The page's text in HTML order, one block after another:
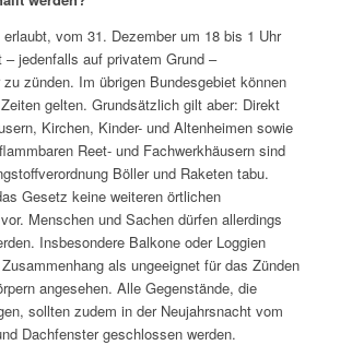
vom 31. Dezember um 18 bis 1 Uhr
– jedenfalls auf privatem Grund –
zu zünden. Im übrigen Bundesgebiet können
gelten. Grundsätzlich gilt aber: Direkt
Kirchen, Kinder- und Altenheimen sowie
Reet- und Fachwerkhäusern sind
Böller und Raketen tabu.
Gesetz keine weiteren örtlichen
Menschen und Sachen dürfen allerdings
Insbesondere Balkone oder Loggien
als ungeeignet für das Zünden
angesehen. Alle Gegenstände, die
sollten zudem in der Neujahrsnacht vom
Dachfenster geschlossen werden.